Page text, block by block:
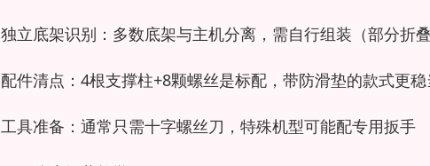
独立底架识别：多数底架与主机分离，需自行组装（部分折叠
配件清点：4根支撑柱+8颗螺丝是标配，带防滑垫的款式更稳
工具准备：通常只需十字螺丝刀，特殊机型可能配专用扳手